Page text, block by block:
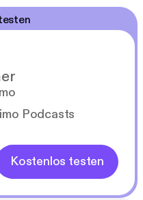
Podcasts
Kostenlos testen